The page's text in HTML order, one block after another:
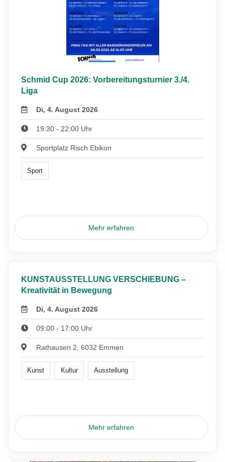
Schmid Cup 2026: Vorbereitungsturnier 3./4.
Liga
Di, 4. August 2026
19:30 - 22:00 Uhr
Sportplatz Risch Ebikon
Sport
Mehr erfahren
KUNSTAUSSTELLUNG VERSCHIEBUNG –
Kreativität in Bewegung
Di, 4. August 2026
09:00 - 17:00 Uhr
Rathausen 2, 6032 Emmen
Kunst Kultur Ausstellung
Mehr erfahren